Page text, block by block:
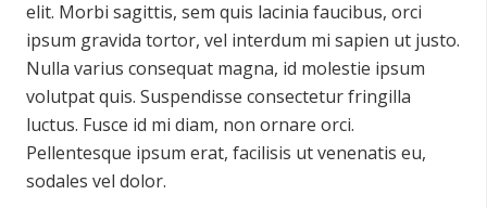
elit. Morbi sagittis, sem quis lacinia faucibus, orci
ipsum gravida tortor, vel interdum mi sapien ut justo.
Nulla varius consequat magna, id molestie ipsum
volutpat quis. Suspendisse consectetur fringilla
luctus. Fusce id mi diam, non ornare orci.
Pellentesque ipsum erat, facilisis ut venenatis eu,
sodales vel dolor.